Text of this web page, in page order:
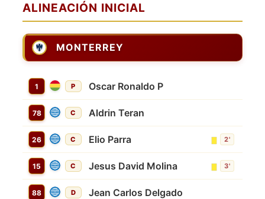
ALINEACIÓN INICIAL
MONTERREY
1 P Oscar Ronaldo P
78 C Aldrin Teran
26 C Elio Parra 2'
15 C Jesus David Molina 3'
88 D Jean Carlos Delgado